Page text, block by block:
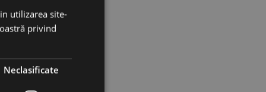
utilizarea site-
privind
Neclasificate